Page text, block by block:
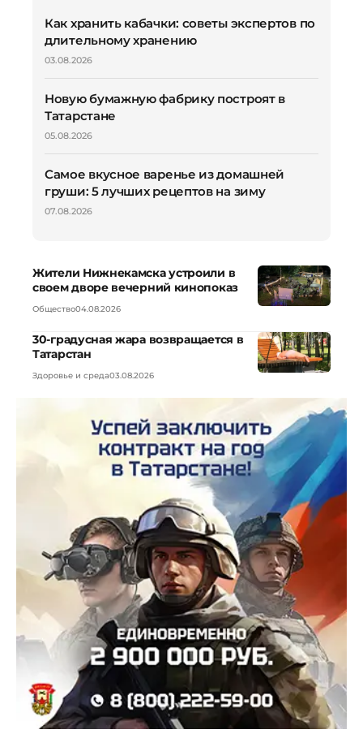
Как хранить кабачки: советы экспертов по
длительному хранению
03.08.2026
Новую бумажную фабрику построят в
Татарстане
05.08.2026
Самое вкусное варенье из домашней
груши: 5 лучших рецептов на зиму
07.08.2026
Жители Нижнекамска устроили в
своем дворе вечерний кинопоказ
Общество04.08.2026
30-градусная жара возвращается в
Татарстан
Здоровье и среда03.08.2026